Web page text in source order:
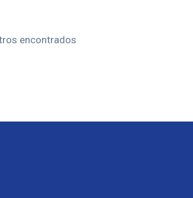
encontrados